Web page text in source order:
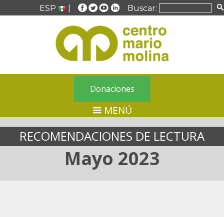
ESP Buscar:
Donaciones
MENÚ
RECOMENDACIONES DE LECTURA
Mayo 2023